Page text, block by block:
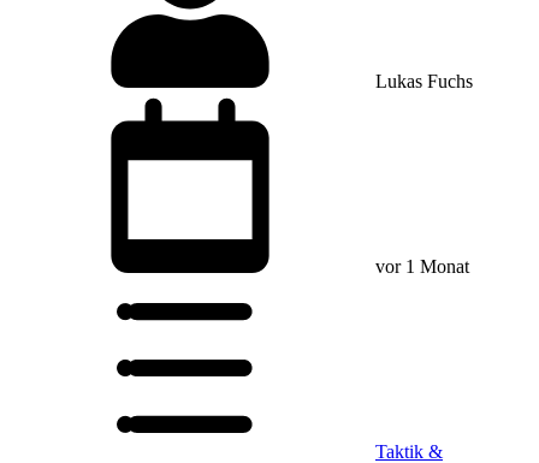
Lukas Fuchs
vor 1 Monat
Taktik &